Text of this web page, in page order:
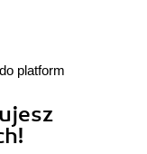
platform